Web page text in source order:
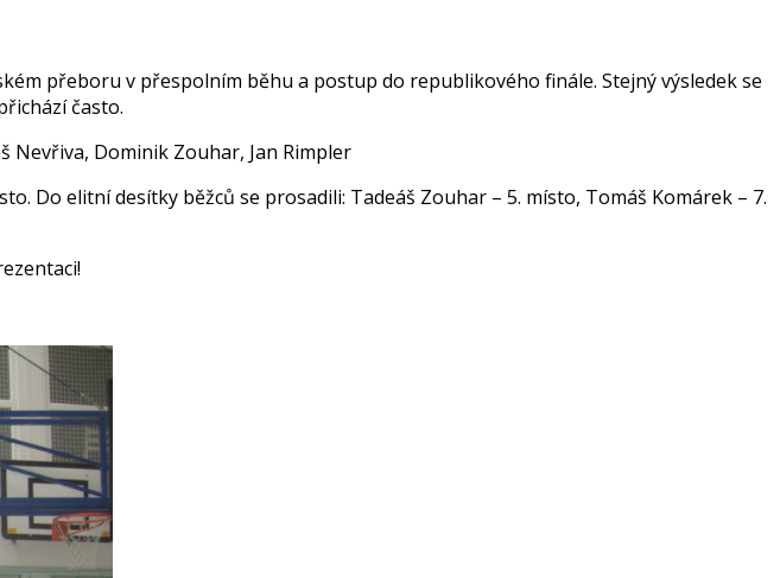
přeboru v přespolním běhu a postup do republikového finále. Stejný výsledek se
často.
Nevřiva, Dominik Zouhar, Jan Rimpler
Do elitní desítky běžců se prosadili: Tadeáš Zouhar – 5. místo, Tomáš Komárek – 7.